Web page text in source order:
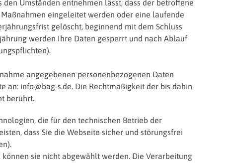
Umständen entnehmen lässt, dass der betroffene
eingeleitet werden oder eine laufende
gelöscht, beginnend mit dem Schluss
werden Ihre Daten gesperrt und nach Ablauf
angegebenen personenbezogenen Daten
an: info@bag-s.de. Die Rechtmäßigkeit der bis dahin
berührt.
die für den technischen Betrieb der
dass Sie die Webseite sicher und störungsfrei
sie nicht abgewählt werden. Die Verarbeitung